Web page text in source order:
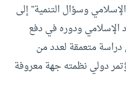
وسؤال التنمية” إلى
الإسلامي ودوره في دفع
متعمقة لعدد من
دولي نظمته جهة معروفة